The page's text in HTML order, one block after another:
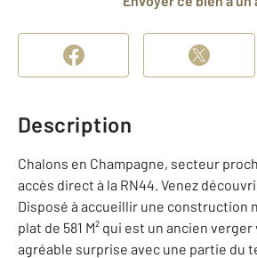
Description
Chalons en Champagne, secteur
accès direct à la RN44. Venez
Disposé à accueillir une construction
plat de 581 M² qui est un ancien
agréable surprise avec une partie du